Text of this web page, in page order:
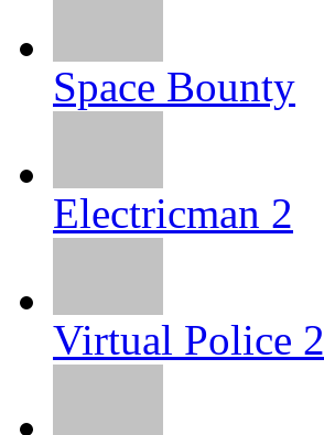
Space Bounty
Electricman 2
Virtual Police 2